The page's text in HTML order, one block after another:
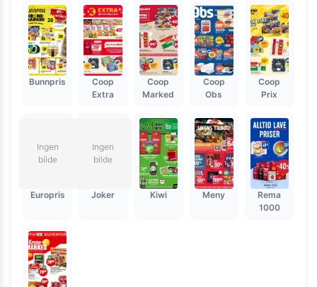
Bunnpris
Coop
Extra
Coop
Marked
Coop
Obs
Coop
Prix
Ingen
bilde
Europris
Ingen
bilde
Joker Kiwi Meny
Rema
1000